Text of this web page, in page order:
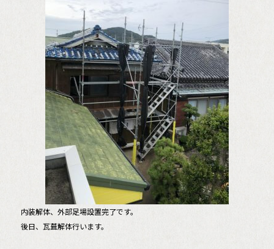
内装解体、外部足場設置完了です。
後日、瓦葺解体行います。